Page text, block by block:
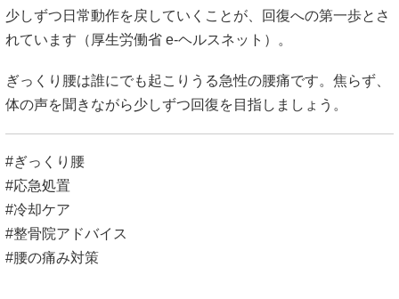
少しずつ日常動作を戻していくことが、回復への第一歩とさ
れています（ 厚生労働省 e-ヘルスネット ）。
ぎっくり腰は誰にでも起こりうる急性の腰痛です。焦らず、
体の声を聞きながら少しずつ回復を目指しましょう。
#ぎっくり腰
#応急処置
#冷却ケア
#整骨院アドバイス
#腰の痛み対策